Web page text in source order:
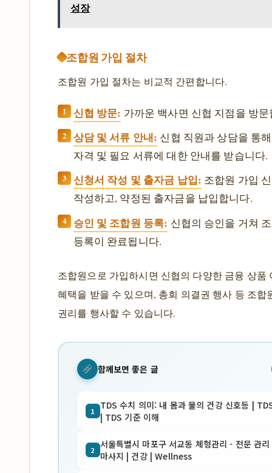
성장
조합원 가입 절차
조합원 가입 절차는 비교적 간편합니다.
신협 방문: 가까운 백사면 신협 지점을 방
상담 및 서류 안내: 신협 직원과 상담을 통
자격 및 필요 서류에 대한 안내를 받습니다.
신청서 작성 및 출자금 납입: 조합원 가입
작성하고, 약정된 출자금을 납입합니다.
승인 및 조합원 등록: 신협의 승인을 거쳐
등록이 완료됩니다.
조합원으로 가입하시면 신협의 다양한 금융 상품
혜택을 받을 수 있으며, 총회 의결권 행사 등 조합
권리를 행사할 수 있습니다.
함께보면 좋은 글
1 TDS 수치 의미: 내 몸과 물의 건강 신호등 |
| TDS 기준 이해
2 서울특별시 마포구 서교동 체형관리 - 전문 관
마사지 | 건강 | Wellness